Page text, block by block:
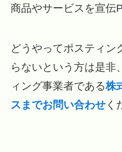
商品やサービスを宣伝
どうやってポスティン
らないという方は是非
ィング事業者である株
スまでお問い合わせく